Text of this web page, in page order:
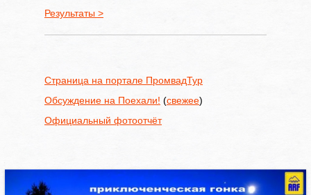
Результаты >
Страница на портале ПромвадТур
Обсуждение на Поехали! (свежее)
Официальный фотоотчёт